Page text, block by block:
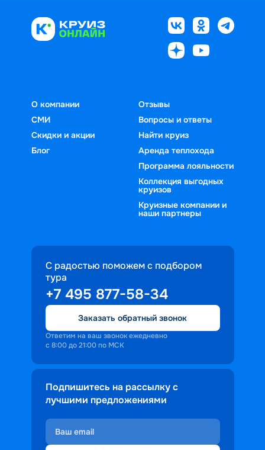
О компании
СМИ
Скидки и акции
Блог
Отзывы
Вопросы и ответы
Найти круиз
Аренда теплохода
Программа лояльности
Коллекция выгодных
круизов
Круизные компании и
наши партнеры
С радостью поможем с подбором
тура
+7 495 877-58-34
Заказать обратный звонок
Ответим на ваш звонок ежедневно
с 8:00 до 21:00 по МСК
Подпишитесь на рассылку с
лучшими предложениями